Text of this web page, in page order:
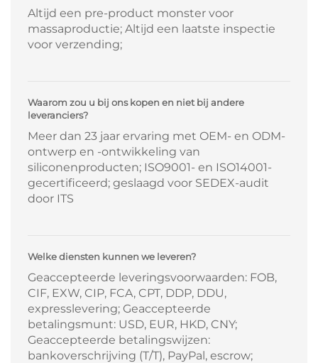
Altijd een pre-product monster voor
massaproductie; Altijd een laatste inspectie
voor verzending;
Waarom zou u bij ons kopen en niet bij andere
leveranciers?
Meer dan 23 jaar ervaring met OEM- en ODM-
ontwerp en -ontwikkeling van
siliconenproducten; ISO9001- en ISO14001-
gecertificeerd; geslaagd voor SEDEX-audit
door ITS
Welke diensten kunnen we leveren?
Geaccepteerde leveringsvoorwaarden: FOB,
CIF, EXW, CIP, FCA, CPT, DDP, DDU,
expresslevering; Geaccepteerde
betalingsmunt: USD, EUR, HKD, CNY;
Geaccepteerde betalingswijzen:
bankoverschrijving (T/T), PayPal, escrow;